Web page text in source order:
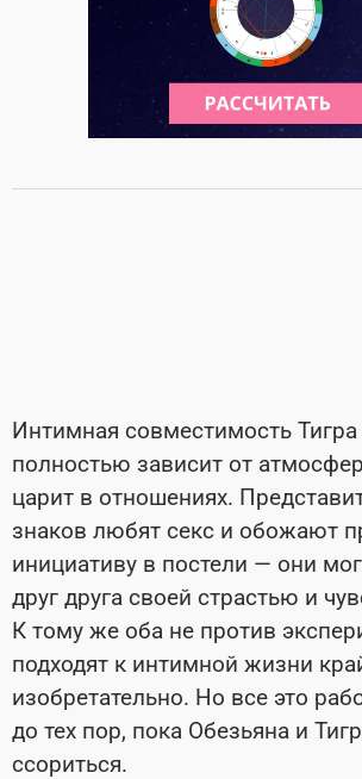
Интимная совместимость
полностью зависит от
царит в отношениях.
знаков любят секс и обожают
инициативу в постели — они
друг друга своей страстью и
К тому же оба не против
подходят к интимной жизни
изобретательно. Но все это
до тех пор, пока Обезьяна и
ссориться.